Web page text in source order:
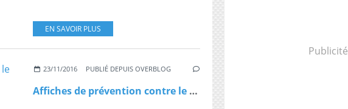
EN SAVOIR PLUS
23/11/2016 PUBLIÉ DEPUIS OVERBLOG
Affiches de prévention contre le sida: Marisol Touraine saisit la justice après l'interdiction de certains maires
Publicité